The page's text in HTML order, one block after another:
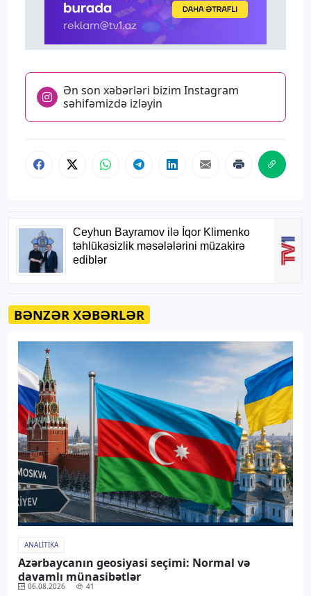
Ən son xəbərləri bizim Instagram
səhifəmizdə izləyin
BƏNZƏR XƏBƏRLƏR
ANALITIKA
Azərbaycanın geosiyasi seçimi: Normal və
davamlı münasibətlər
06.08.2026 41